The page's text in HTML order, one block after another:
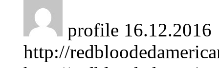
profile 16.12.2016
http://